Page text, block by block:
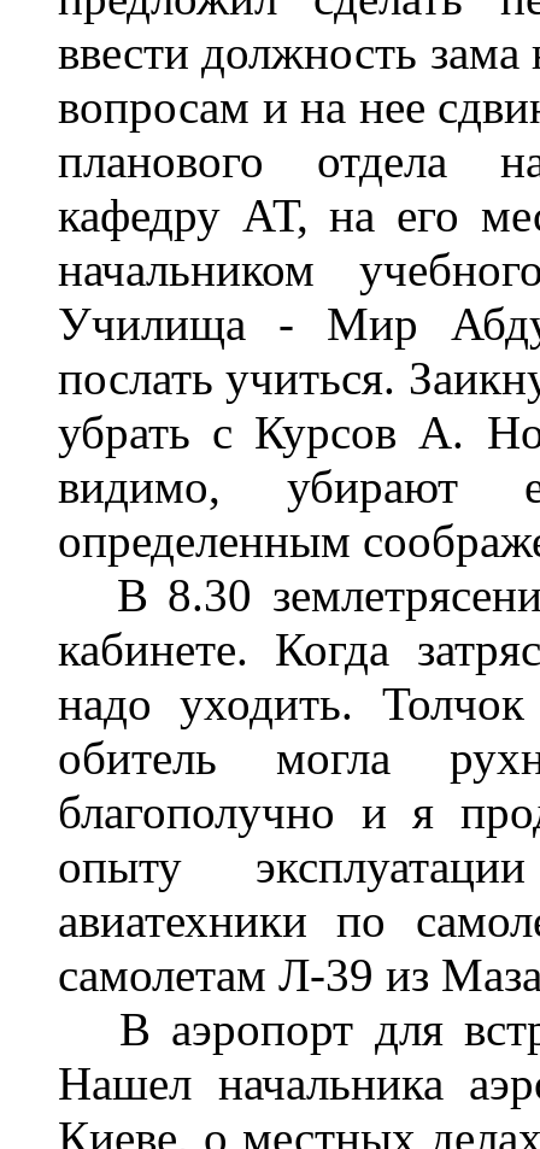
ввести должность
вопросам и на нее
планового отдела
кафедру АТ, на его
начальником
Училища - Мир
послать учиться.
убрать с Курсов А.
видимо, убирают
определенным
В 8.30
кабинете. Когда
надо уходить.
обитель могла
благополучно и я
опыту
авиатехники по
самолетам Л-39 из
В аэропорт для
Нашел начальника
Киеве, о местных